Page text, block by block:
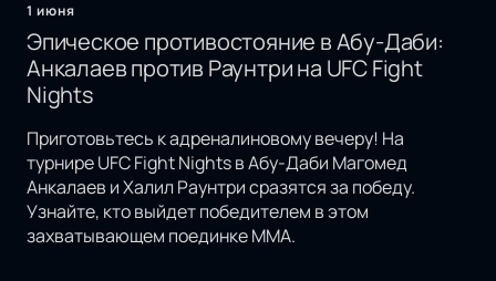
1 июня
Эпическое противостояние в Абу-Даби:
Анкалаев против Раунтри на UFC Fight
Nights
Приготовьтесь к адреналиновому вечеру! На
турнире UFC Fight Nights в Абу-Даби Магомед
Анкалаев и Халил Раунтри сразятся за победу.
Узнайте, кто выйдет победителем в этом
захватывающем поединке MMA.